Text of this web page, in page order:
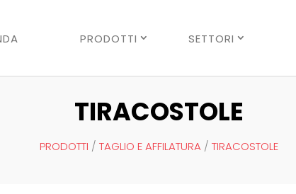
PRODOTTI SETTORI
TIRACOSTOLE
PRODOTTI / TAGLIO E AFFILATURA / TIRACOSTOLE